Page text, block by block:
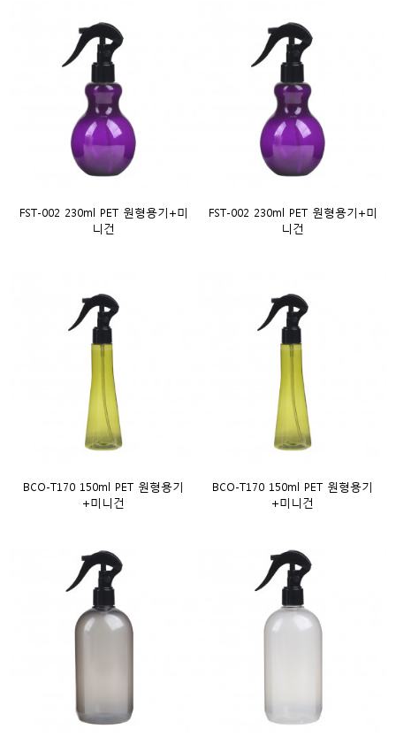
FST-002 230ml PET 원형용기+미
니건
FST-002 230ml PET 원형용기+미
니건
BCO-T170 150ml PET 원형용기
+미니건
BCO-T170 150ml PET 원형용기
+미니건